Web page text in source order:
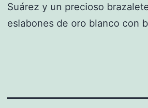
Suárez y un precioso
eslabones de oro blanco con